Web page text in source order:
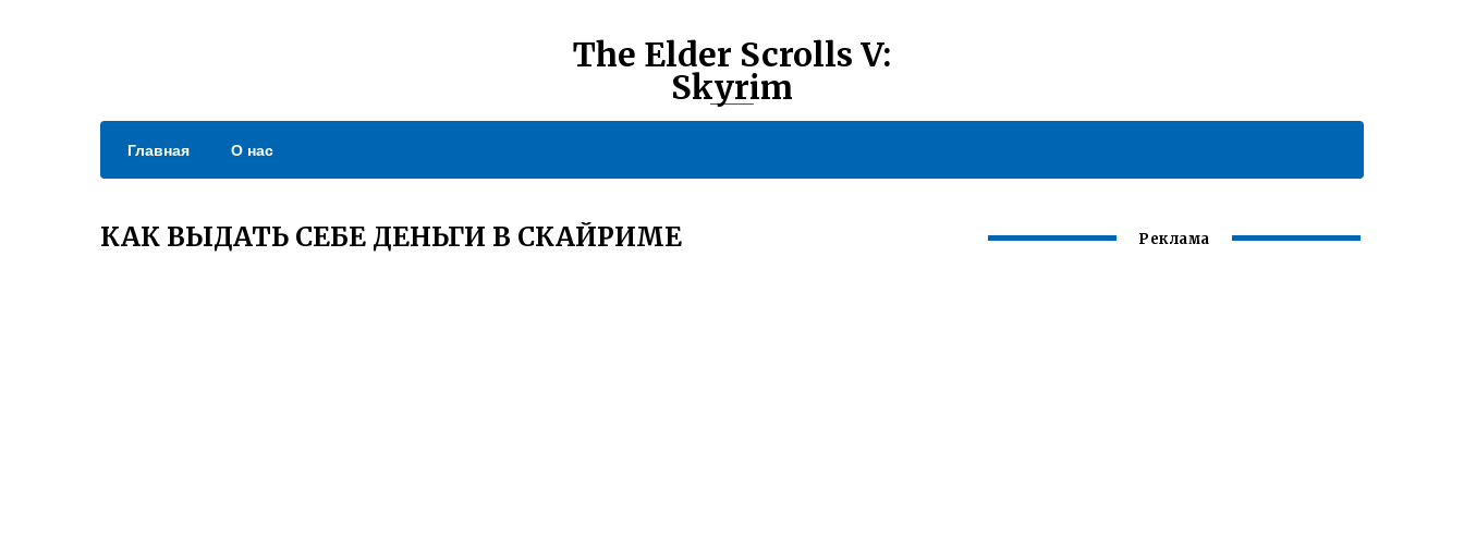
The Elder Scrolls V:
Skyrim
Главная О нас
КАК ВЫДАТЬ СЕБЕ ДЕНЬГИ В СКАЙРИМЕ Реклама